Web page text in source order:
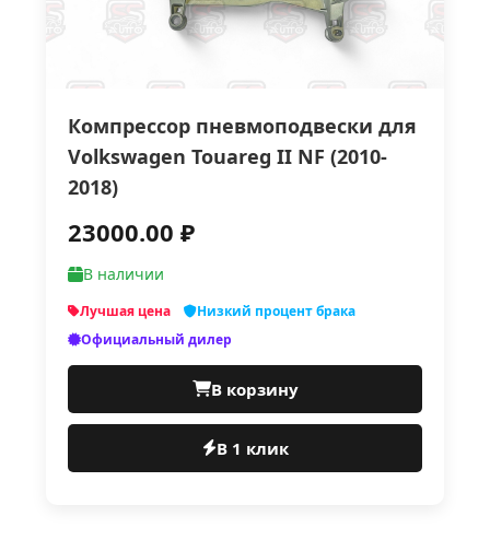
Компрессор пневмоподвески для
Volkswagen Touareg II NF (2010-
2018)
23000.00 ₽
В наличии
Лучшая цена
Низкий процент брака
Официальный дилер
В корзину
В 1 клик